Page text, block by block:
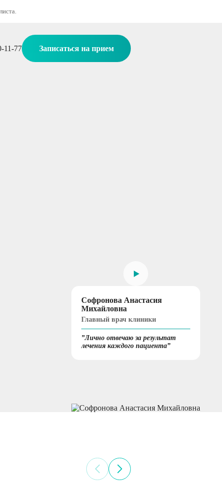
11-77 Записаться на прием
Софронова Анастасия
Михайловна
Главный врач клиники
”Лично отвечаю за результат
лечения каждого пациента”